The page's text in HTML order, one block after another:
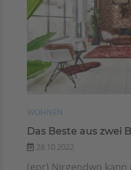
WOHNEN
Das Beste aus zwei
28.10.2022
(epr) Nirgendwo kann